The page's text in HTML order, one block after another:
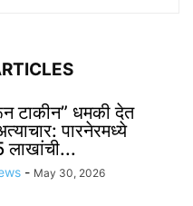
टाकीन” धमकी देत
पारनेरमध्ये
लाखांची...
- May 30, 2026